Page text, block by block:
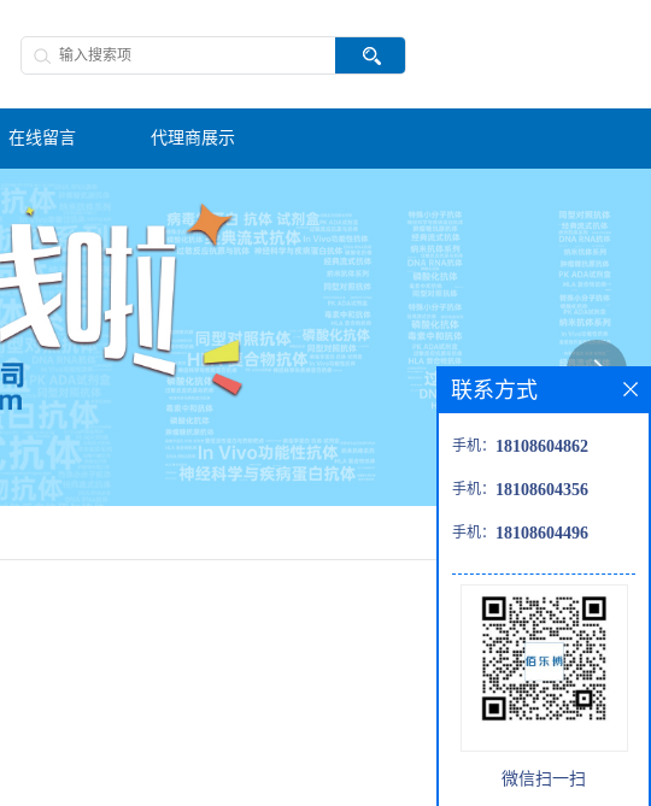
在线留言 代理商展示
联系方式
手机： 18108604862
手机： 18108604356
手机： 18108604496
微信扫一扫